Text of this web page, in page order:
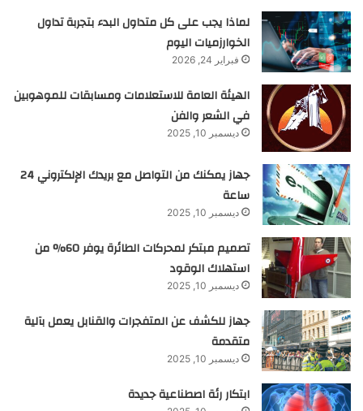
لماذا يجب على كل متداول البدء بتجربة تداول
الخوارزميات اليوم
فبراير 24, 2026
الهيئة العامة للاستعلامات ومسابقات للموهوبين
في الشعر والفن
ديسمبر 10, 2025
جهاز يمكنك من التواصل مع بريدك الإلكتروني 24
ساعة
ديسمبر 10, 2025
تصميم مبتكر لمحركات الطائرة يوفر 60% من
استهلاك الوقود
ديسمبر 10, 2025
جهاز للكشف عن المتفجرات والقنابل يعمل بآلية
متقدمة
ديسمبر 10, 2025
ابتكار رئة اصطناعية جديدة